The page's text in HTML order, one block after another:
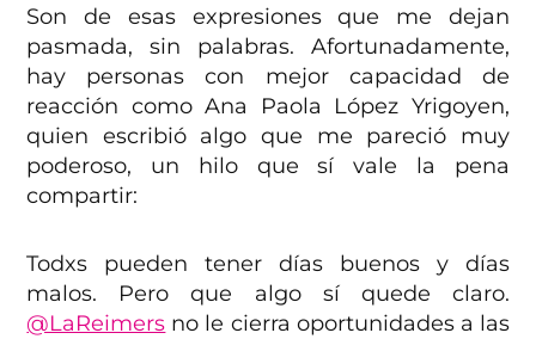
Son de esas expresiones que me dejan
pasmada, sin palabras. Afortunadamente,
hay personas con mejor capacidad de
reacción como Ana Paola López Yrigoyen,
quien escribió algo que me pareció muy
poderoso, un hilo que sí vale la pena
compartir:
Todxs pueden tener días buenos y días
malos. Pero que algo sí quede claro.
@LaReimers no le cierra oportunidades a las